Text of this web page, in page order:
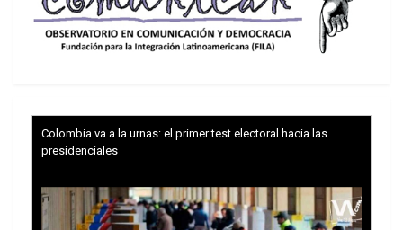
Colombia va a la urnas: el primer test electoral hacia las
presidenciales